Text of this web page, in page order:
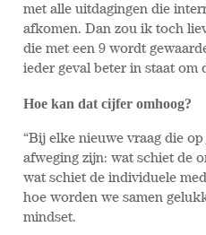
met alle uitdagingen die
afkomen. Dan zou ik toch
die met een 9 wordt
ieder geval beter in staat om
Hoe kan dat cijfer omhoog?
“Bij elke nieuwe vraag die
afweging zijn: wat schiet de
wat schiet de individuele
hoe worden we samen
mindset.